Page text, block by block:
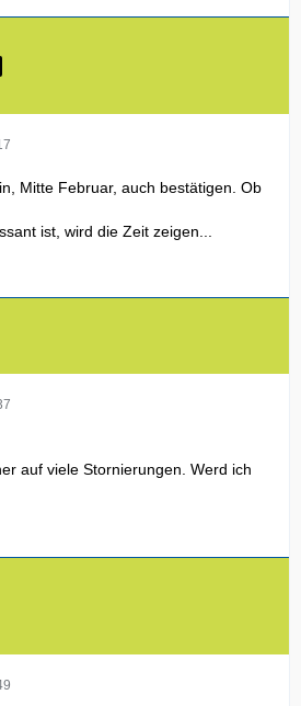
Mitte Februar, auch bestätigen. Ob
ist, wird die Zeit zeigen...
auf viele Stornierungen. Werd ich